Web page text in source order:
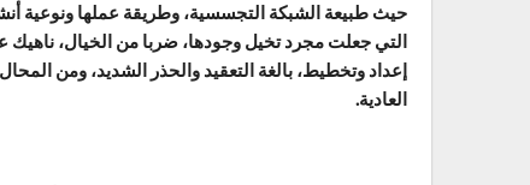
حيث طبيعة الشبكة التجسسية، وطريقة عملها ونوعية
التي جعلت مجرد تخيل وجودها، ضربا من الخيال، ناهيك
إعداد وتخطيط، بالغة التعقيد والحذر الشديد، ومن
العادية.